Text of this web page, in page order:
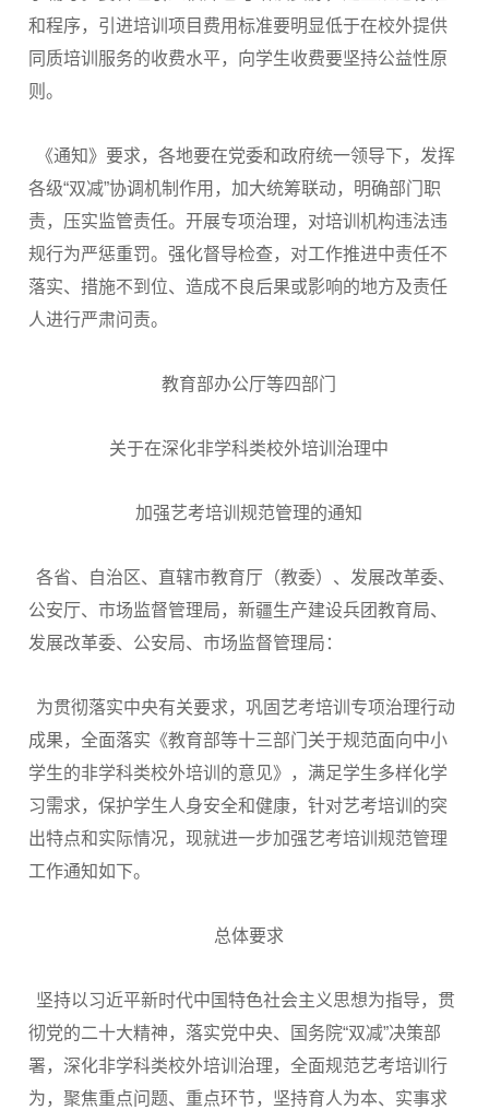
和程序，引进培训项目费用标准要明显低于在校外提供
同质培训服务的收费水平，向学生收费要坚持公益性原
则。
《通知》要求，各地要在党委和政府统一领导下，发挥
各级“双减”协调机制作用，加大统筹联动，明确部门职
责，压实监管责任。开展专项治理，对培训机构违法违
规行为严惩重罚。强化督导检查，对工作推进中责任不
落实、措施不到位、造成不良后果或影响的地方及责任
人进行严肃问责。
教育部办公厅等四部门
关于在深化非学科类校外培训治理中
加强艺考培训规范管理的通知
各省、自治区、直辖市教育厅（教委）、发展改革委、
公安厅、市场监督管理局，新疆生产建设兵团教育局、
发展改革委、公安局、市场监督管理局：
为贯彻落实中央有关要求，巩固艺考培训专项治理行动
成果，全面落实《教育部等十三部门关于规范面向中小
学生的非学科类校外培训的意见》，满足学生多样化学
习需求，保护学生人身安全和健康，针对艺考培训的突
出特点和实际情况，现就进一步加强艺考培训规范管理
工作通知如下。
总体要求
坚持以习近平新时代中国特色社会主义思想为指导，贯
彻党的二十大精神，落实党中央、国务院“双减”决策部
署，深化非学科类校外培训治理，全面规范艺考培训行
为，聚焦重点问题、重点环节，坚持育人为本、实事求